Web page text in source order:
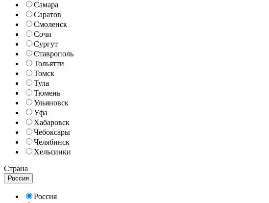
Самара
Саратов
Смоленск
Сочи
Сургут
Ставрополь
Тольятти
Томск
Тула
Тюмень
Ульяновск
Уфа
Хабаровск
Чебоксары
Челябинск
Хельсинки
Страна
Россия
Россия